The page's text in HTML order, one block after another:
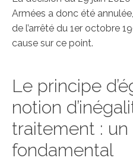
Armées a donc été
de l’arrêté du 1er octobre
cause sur ce point.
Le principe
notion
traitement :
fondamental